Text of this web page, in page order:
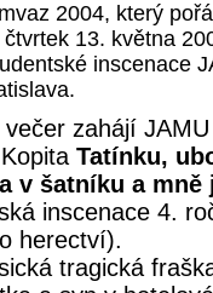
2004, který
13. května
inscenace
zahájí
Tatínku,
v šatníku a mně
inscenace 4.
herectví).
tragická